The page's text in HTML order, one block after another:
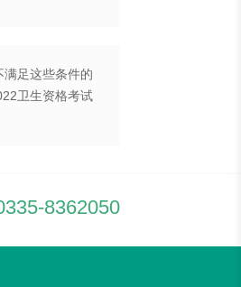
足这些条件的
卫生资格考试
8362050